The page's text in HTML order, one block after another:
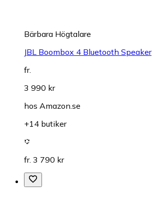
Bärbara Högtalare
JBL Boombox 4 Bluetooth Speaker
fr.
3 990 kr
hos Amazon.se
+14 butiker
fr. 3 790 kr